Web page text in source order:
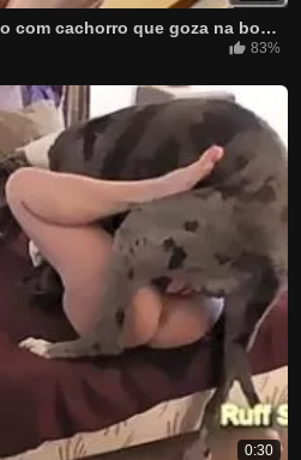
Japonesa bonita transando com cachorro que goza na boca dela
83%
0:30